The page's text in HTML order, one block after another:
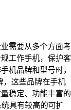
需要从多个方面考
工作手机，保护客
机品牌和型号时，
，这些品牌在手机
稳定、功能丰富的
具有较高的可扩